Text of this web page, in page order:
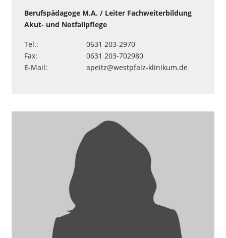
Berufspädagoge M.A. / Leiter Fachweiterbildung
Akut- und Notfallpflege
Tel.:
0631 203-2970
Fax:
0631 203-702980
E-Mail:
apeitz@westpfalz-klinikum.de